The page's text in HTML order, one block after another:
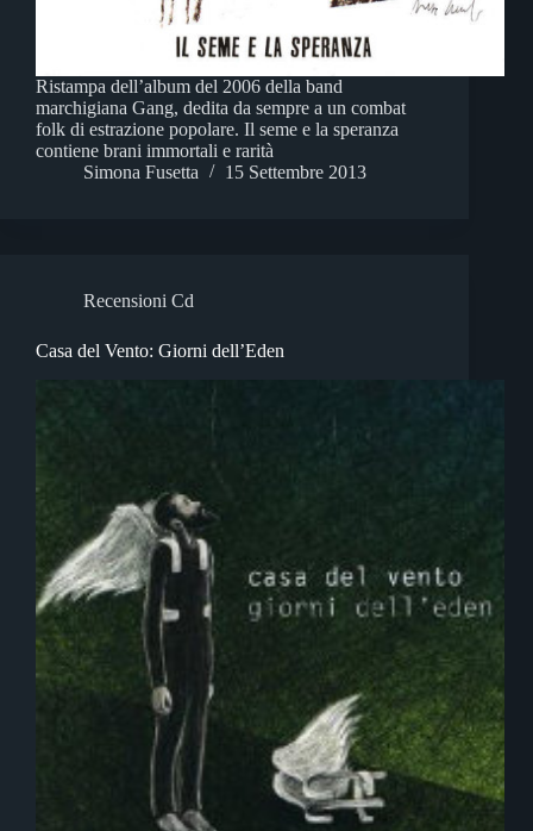
Ristampa dell’album del 2006 della band
marchigiana Gang, dedita da sempre a un combat
folk di estrazione popolare. Il seme e la speranza
contiene brani immortali e rarità
Simona Fusetta
15 Settembre 2013
Recensioni Cd
Casa del Vento: Giorni dell’Eden